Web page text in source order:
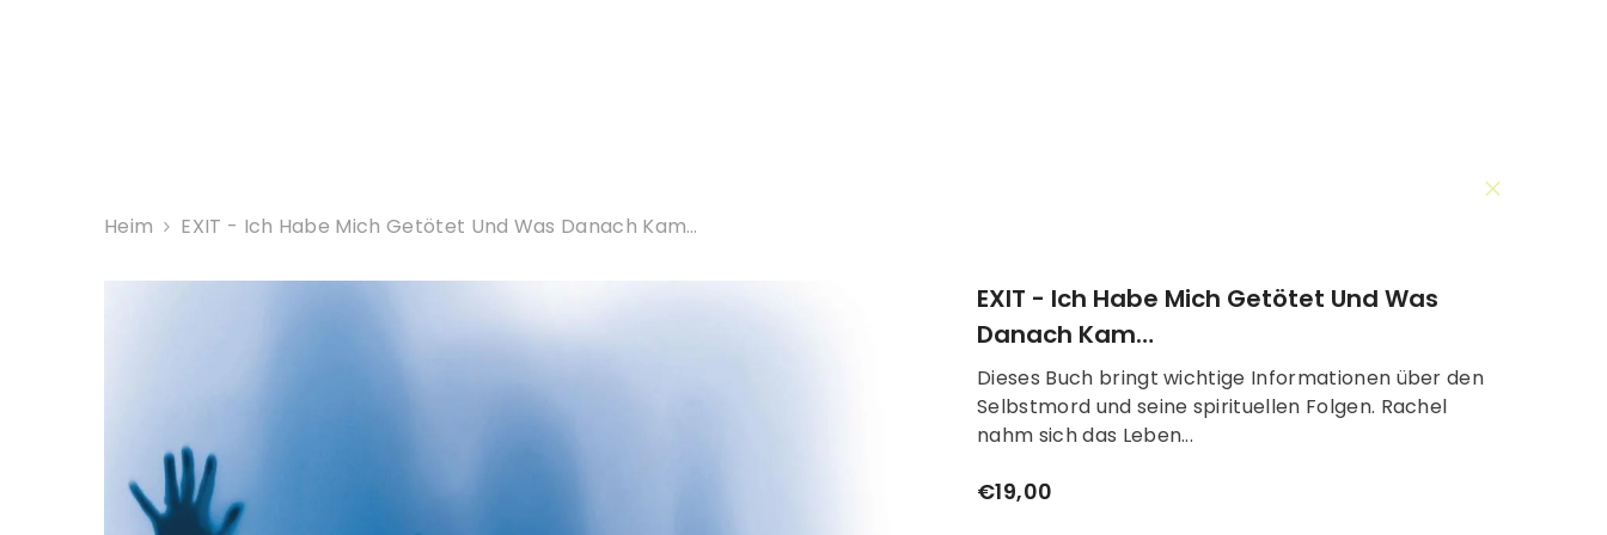
Heim EXIT - Ich Habe Mich Getötet Und Was Danach Kam…
EXIT - Ich Habe Mich Getötet Und Was
Danach Kam…
Dieses Buch bringt wichtige Informationen über den
Selbstmord und seine spirituellen Folgen. Rachel
nahm sich das Leben...
€19,00